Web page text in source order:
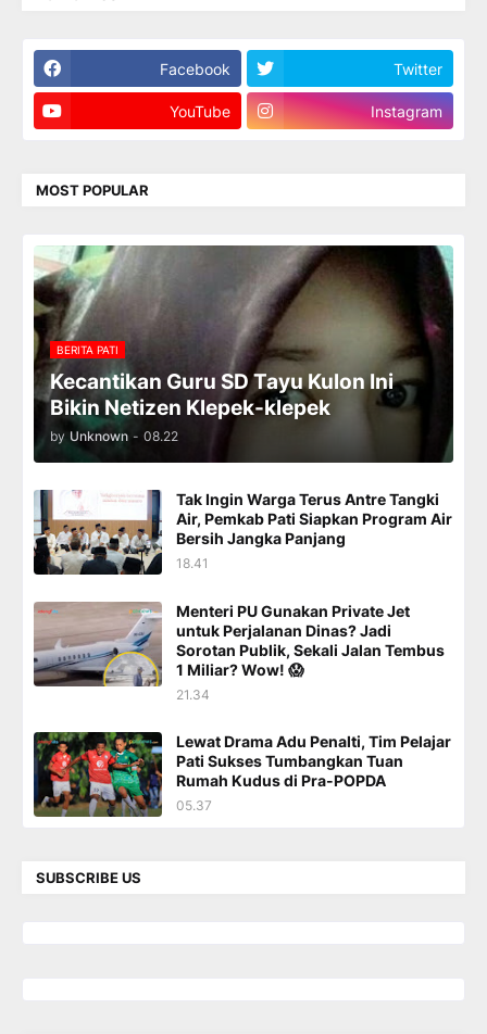
Facebook Twitter
YouTube Instagram
MOST POPULAR
BERITA PATI
Kecantikan Guru SD Tayu Kulon Ini
Bikin Netizen Klepek-klepek
by Unknown - 08.22
Tak Ingin Warga Terus Antre Tangki
Air, Pemkab Pati Siapkan Program Air
Bersih Jangka Panjang
18.41
Menteri PU Gunakan Private Jet
untuk Perjalanan Dinas? Jadi
Sorotan Publik, Sekali Jalan Tembus
1 Miliar? Wow! 😱
21.34
Lewat Drama Adu Penalti, Tim Pelajar
Pati Sukses Tumbangkan Tuan
Rumah Kudus di Pra-POPDA
05.37
SUBSCRIBE US